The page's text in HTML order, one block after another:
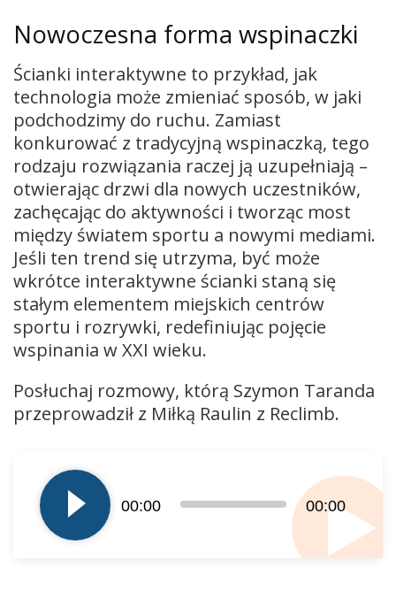
Nowoczesna forma wspinaczki
Ścianki interaktywne to przykład, jak
technologia może zmieniać sposób, w jaki
podchodzimy do ruchu. Zamiast
konkurować z tradycyjną wspinaczką, tego
rodzaju rozwiązania raczej ją uzupełniają –
otwierając drzwi dla nowych uczestników,
zachęcając do aktywności i tworząc most
między światem sportu a nowymi mediami.
Jeśli ten trend się utrzyma, być może
wkrótce interaktywne ścianki staną się
stałym elementem miejskich centrów
sportu i rozrywki, redefiniując pojęcie
wspinania w XXI wieku.
Posłuchaj rozmowy, którą Szymon Taranda
przeprowadził z Miłką Raulin z Reclimb.
plików
dźwiękowych
00:00 00:00